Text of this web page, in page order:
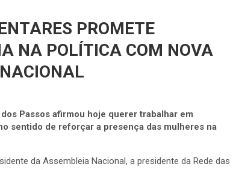
PROMETE
NA POLÍTICA COM NOVA
Passos afirmou hoje querer trabalhar em
sentido de reforçar a presença das mulheres na
da Assembleia Nacional, a presidente da Rede das